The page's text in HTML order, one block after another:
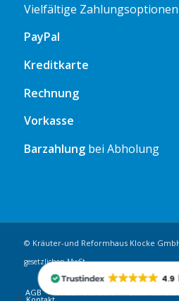
4.9
Vielfältige Zahlungsoptionen
PayPal
Kreditkarte
Rechnung
Vorkasse
Barzahlungbei Abholung
© Kräuter-und Reformhaus Klocke
gesetzlichen MwSt.
AGB Widerrufsrecht